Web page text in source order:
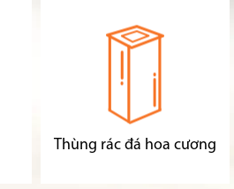
Thùng rác đá hoa cương